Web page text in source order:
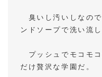
臭いし汚いしなの
ンドソープで洗い流し
プッシュでモコモ
だけ贅沢な学園だ。